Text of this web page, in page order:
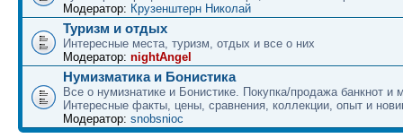
Модератор: Крузенштерн Николай
Туризм и отдых
Интересные места, туризм, отдых и все о них
Модератор: nightAngel
Нумизматика и Бонистика
Все о нумизнатике и Бонистике. Покупка/продажа банкнот и
Интересные факты, цены, сравнения, коллекции, опыт и
Модератор: snobsnioc